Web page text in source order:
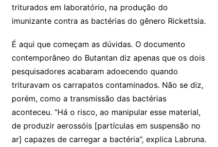
triturados em laboratório, na produção do
imunizante contra as bactérias do gênero Rickettsia.
É aqui que começam as dúvidas. O documento
contemporâneo do Butantan diz apenas que os dois
pesquisadores acabaram adoecendo quando
trituravam os carrapatos contaminados. Não se diz,
porém, como a transmissão das bactérias
aconteceu. “Há o risco, ao manipular esse material,
de produzir aerossóis [partículas em suspensão no
ar] capazes de carregar a bactéria”, explica Labruna.